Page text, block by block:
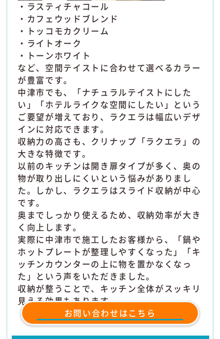
・ラスティチャコール
・カフェウッドブレンド
・トッコモカクリーム
・ライトオーク
・トーンホワイト
など、空間テイストに合わせて選べるカラー
が豊富です。
中津市でも、「ナチュラルテイストにした
い」「ホテルライクな空間にしたい」という
ご要望が増えており、ラクエラは幅広いデザ
インに対応できます。
収納力の高さも、クリナップ「ラクエラ」の
大きな特徴です。
以前のキッチンは開き扉タイプが多く、奥の
物が取り出しにくいという悩みがありまし
た。しかし、ラクエラはスライド収納が中心
です。
奥までしっかり使えるため、収納効率が大き
く向上します。
実際に中津市で施工したお客様から、「鍋や
ホットプレートが整理しやすくなった」「キ
ッチンカウンターの上に物を置かなくなっ
た」という声をいただきました。
収納が整うことで、キッチン全体がスッキリ
見える効果もあります。
お問い合わせはこちら